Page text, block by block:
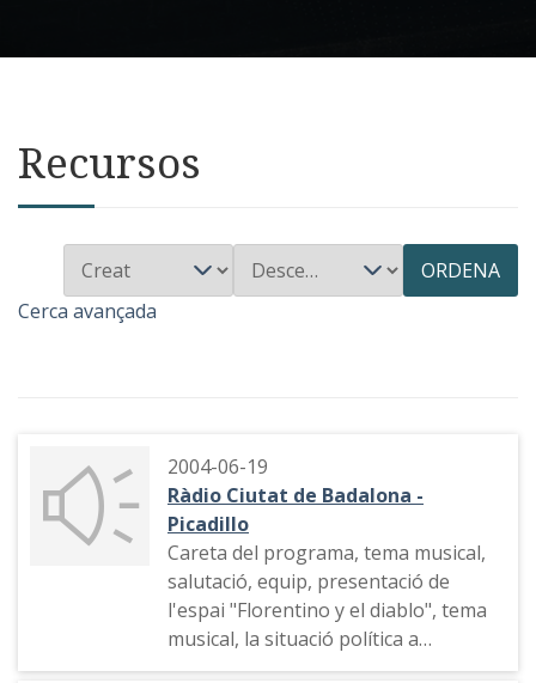
Recursos
ORDENA
Cerca avançada
2004-06-19
Ràdio Ciutat de Badalona -
Picadillo
Careta del programa, tema musical,
salutació, equip, presentació de
l'espai "Florentino y el diablo", tema
musical, la situació política a
Veneçuela amb la intervenció de